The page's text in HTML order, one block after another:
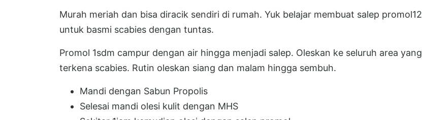
Murah meriah dan bisa diracik sendiri di rumah. Yuk belajar membuat salep promol12
untuk basmi scabies dengan tuntas.
Promol 1sdm campur dengan air hingga menjadi salep. Oleskan ke seluruh area yang
terkena scabies. Rutin oleskan siang dan malam hingga sembuh.
Mandi dengan Sabun Propolis
Selesai mandi olesi kulit dengan MHS